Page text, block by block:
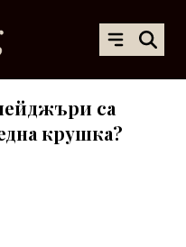
са
крушка?